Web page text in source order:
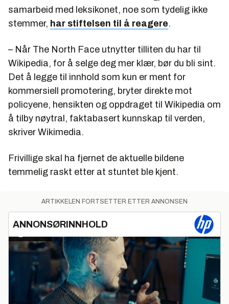
samarbeid med leksikonet, noe som tydelig ikke
stemmer, har stiftelsen til å reagere.
– Når The North Face utnytter tilliten du har til
Wikipedia, for å selge deg mer klær, bør du bli sint.
Det å legge til innhold som kun er ment for
kommersiell promotering, bryter direkte mot
policyene, hensikten og oppdraget til Wikipedia om
å tilby nøytral, faktabasert kunnskap til verden,
skriver Wikimedia.
Frivillige skal ha fjernet de aktuelle bildene
temmelig raskt etter at stuntet ble kjent.
ARTIKKELEN FORTSETTER ETTER ANNONSEN
ANNONSØRINNHOLD